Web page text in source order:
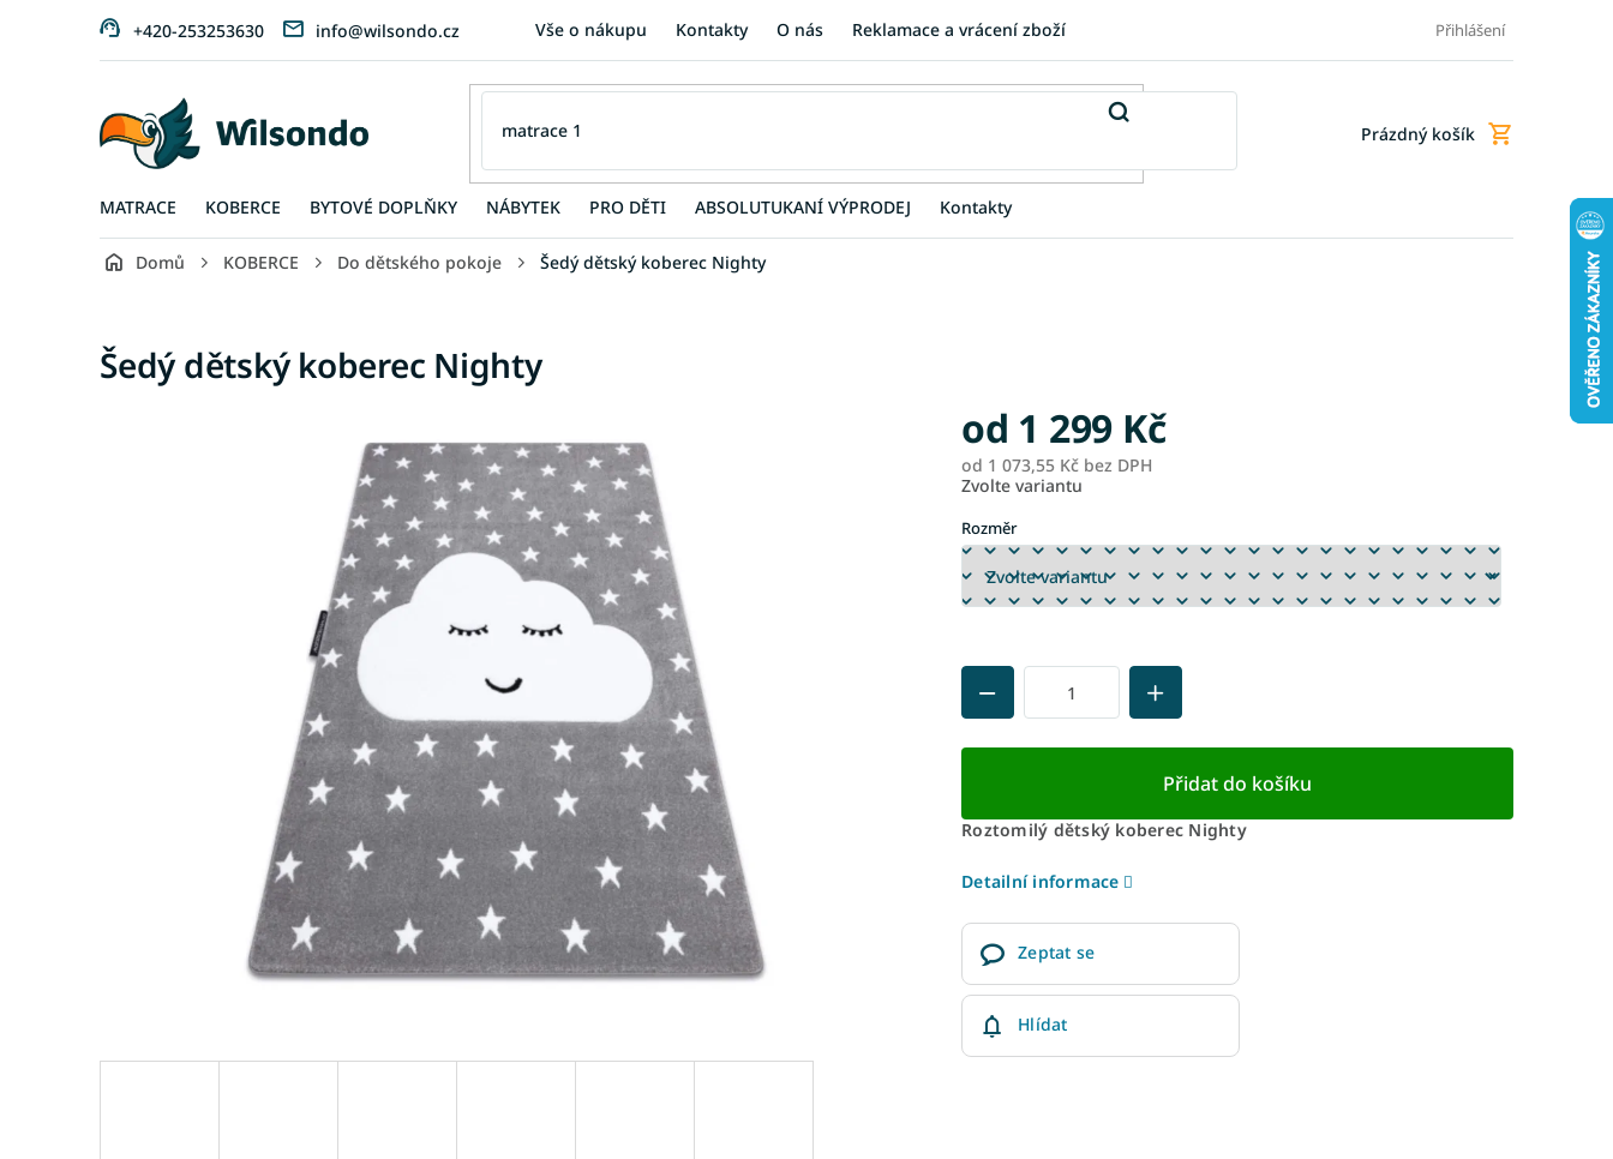
+420-253253630 info@wilsondo.cz Vše o nákupu Kontakty O nás Reklamace a vrácení zboží Obchodní podmínky
Přihlášení
Nákupní
Prázdný košík
MATRACE KOBERCE BYTOVÉ DOPLŇKY NÁBYTEK PRO DĚTI ABSOLUTUKANÍ VÝPRODEJ Kontakty
Domů KOBERCE Do dětského pokoje Šedý dětský koberec Nighty
Šedý dětský koberec Nighty
od 1 299 Kč
od 1 073,55 Kč bez DPH
Zvolte variantu
Rozměr
Přidat do košíku
Roztomilý dětský koberec Nighty
Detailní informace
Zeptat se
Hlídat